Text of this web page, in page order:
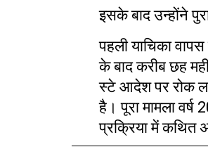
इसके बाद उन्होंने
पहली याचिका
के बाद करीब छह
स्टे आदेश पर रोक
है। पूरा मामला वर्ष
प्रक्रिया में कथित